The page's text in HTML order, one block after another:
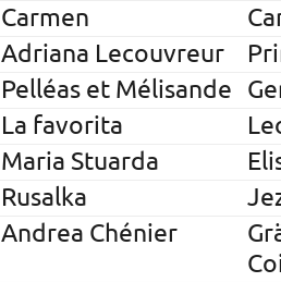
Carmen
Adriana Lecouvreur
Pelléas et Mélisande
La favorita
Maria Stuarda
Rusalka
Andrea Chénier